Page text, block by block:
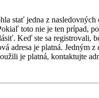
stať jedna z
toto nie je ten prípad,
Keď ste sa
adresa je platná. Jedným
je platná, kontaktujte